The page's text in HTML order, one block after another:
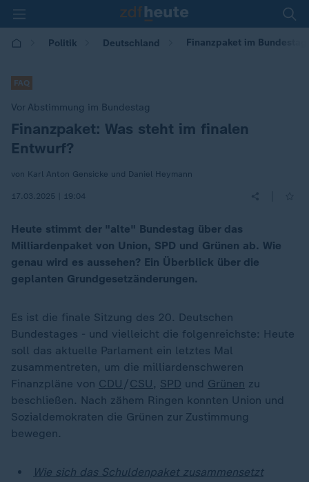
Politik Deutschland Finanzpaket im
FAQ
Vor Abstimmung im Bundestag
:Finanzpaket: Was steht im finalen
Entwurf?
von Karl Anton Gensicke und Daniel Heymann
17.03.2025 | 19:04
Heute stimmt der "alte" Bundestag über das
Milliardenpaket von Union, SPD und Grünen ab. Wie
genau wird es aussehen? Ein Überblick über die
geplanten Grundgesetzänderungen.
Es ist die finale Sitzung des 20. Deutschen
Bundestages - und vielleicht die folgenreichste: Heute
soll das aktuelle Parlament ein letztes Mal
zusammentreten, um die milliardenschweren
Finanzpläne von CDU /CSU , SPD und Grünen zu
beschließen. Nach zähem Ringen konnten Union und
Sozialdemokraten die Grünen zur Zustimmung
bewegen.
Wie sich das Schuldenpaket zusammensetzt